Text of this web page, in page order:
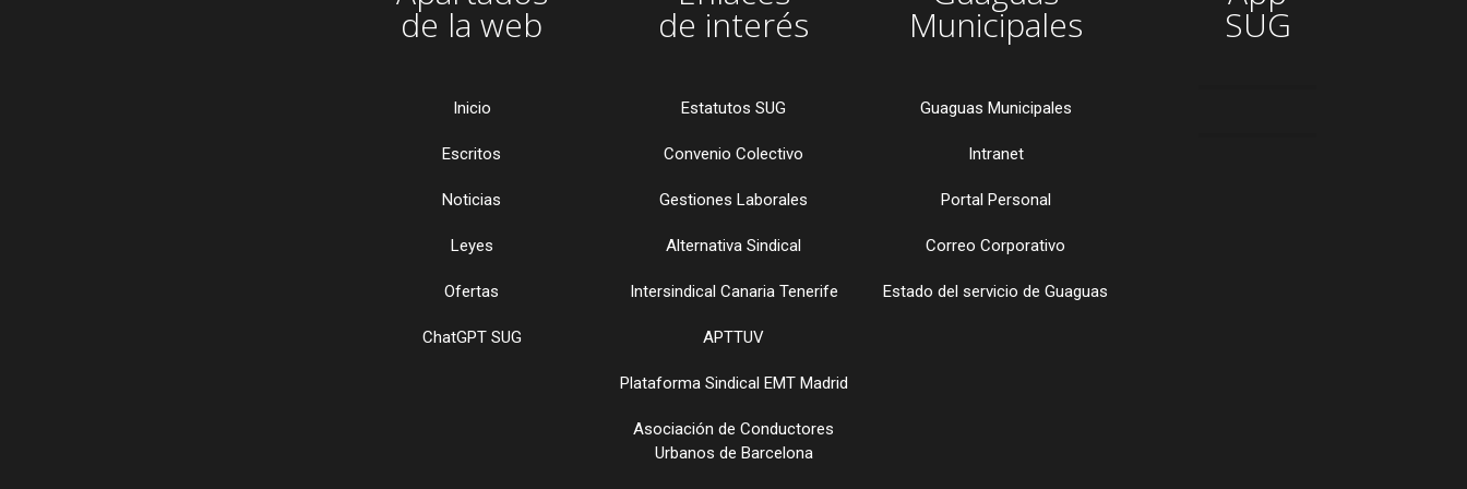
de la web
Inicio
Escritos
Noticias
Leyes
Ofertas
ChatGPT SUG
de interés
Estatutos SUG
Convenio Colectivo
Gestiones Laborales
Alternativa Sindical
Intersindical Canaria Tenerife
APTTUV
Plataforma Sindical EMT Madrid
Asociación de Conductores
Urbanos de Barcelona
Municipales
Guaguas Municipales
Intranet
Portal Personal
Correo Corporativo
Estado del servicio de Guaguas
SUG